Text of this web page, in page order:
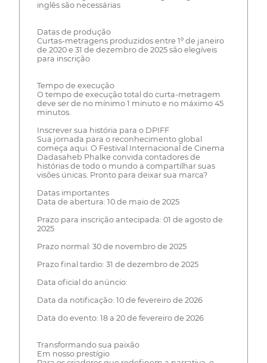
inglês são necessárias
Datas de produção
Curtas-metragens produzidos entre 1º de janeiro
de 2020 e 31 de dezembro de 2025 são elegíveis
para inscrição
Tempo de execução
O tempo de execução total do curta-metragem
deve ser de no mínimo 1 minuto e no máximo 45
minutos.
Inscrever sua história para o DPIFF
Sua jornada para o reconhecimento global
começa aqui. O Festival Internacional de Cinema
Dadasaheb Phalke convida contadores de
histórias de todo o mundo a compartilhar suas
visões únicas. Pronto para deixar sua marca?
Datas importantes
Data de abertura: 10 de maio de 2025
Prazo para inscrição antecipada: 01 de agosto de
2025
Prazo normal: 30 de novembro de 2025
Prazo final tardio: 31 de dezembro de 2025
Data oficial do anúncio:
Data da notificação: 10 de fevereiro de 2026
Data do evento: 18 a 20 de fevereiro de 2026
Transformando sua paixão
Em nosso prestígio